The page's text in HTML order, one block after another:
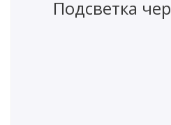
Подсветка